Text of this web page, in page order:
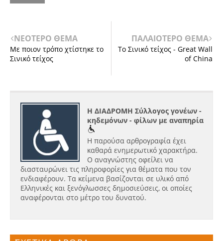
ΝΕΟΤΕΡΟ ΘΕΜΑ
Mε ποιον τρόπο χτίστηκε το
Σινικό τείχος
ΠΑΛΑΙΟΤΕΡΟ ΘΕΜΑ
Το Σινικό τείχος - Great Wall
of China
Η ΔΙΑΔΡΟΜΗ Σύλλογος γονέων -
κηδεμόνων - φίλων με αναπηρία
Η παρούσα αρθρογραφία έχει
καθαρά ενημερωτικό χαρακτήρα.
Ο αναγνώστης οφείλει να
διασταυρώνει τις πληροφορίες για θέματα που τον
ενδιαφέρουν. Τα κείμενα βασίζονται σε υλικό από
Ελληνικές και ξενόγλωσσες δημοσιεύσεις, οι οποίες
αναφέρονται στο μέτρο του δυνατού.